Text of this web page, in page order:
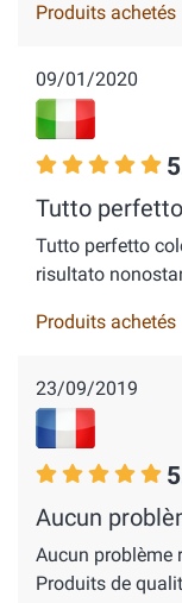
Produits achetés
09/01/2020
Tutto
Tutto perfetto
risultato
Produits achetés
23/09/2019
Aucun
Aucun problème
Produits de